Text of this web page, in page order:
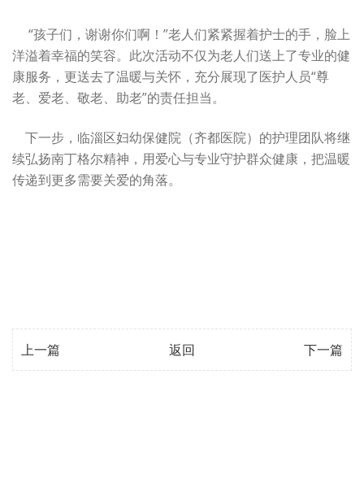
“孩子们，谢谢你们啊！”老人们紧紧握着护士的手，脸上
洋溢着幸福的笑容。此次活动不仅为老人们送上了专业的健
康服务，更送去了温暖与关怀，充分展现了医护人员“尊
老、爱老、敬老、助老”的责任担当。
下一步，临淄区妇幼保健院（齐都医院）的护理团队将继
续弘扬南丁格尔精神，用爱心与专业守护群众健康，把温暖
传递到更多需要关爱的角落。
上一篇 返回 下一篇